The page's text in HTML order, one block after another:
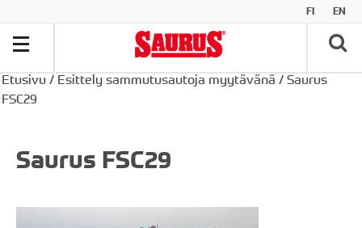
FI EN
Etusivu / Esittely sammutusautoja myytävänä / Saurus
FSC29
Saurus FSC29